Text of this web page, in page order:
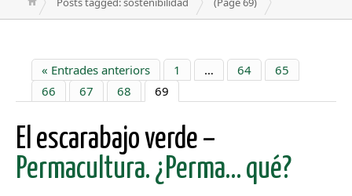
« Entrades anteriors 1 … 64
65
66
67 68 69
El escarabajo verde –
Permacultura. ¿Perma… qué?